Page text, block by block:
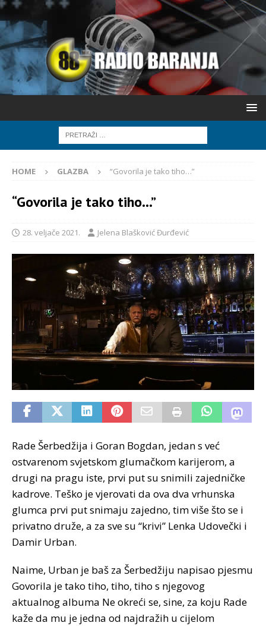
HOME GLAZBA “Govorila je tako tiho…”
“Govorila je tako tiho…”
28. veljače 2021. Jelena Blašković Đurđević
Rade Šerbedžija i Goran Bogdan, jedan s već
ostvarenom svjetskom glumačkom karijerom, a
drugi na pragu iste, prvi put su snimili zajedničke
kadrove. Teško je vjerovati da ova dva vrhunska
glumca prvi put snimaju zajedno, tim više što se i
privatno druže, a za sve su “krivi” Lenka Udovečki i
Damir Urban.
Naime, Urban je baš za Šerbedžiju napisao pjesmu
Govorila je tako tiho, tiho, tiho s njegovog
aktualnog albuma Ne okreći se, sine, za koju Rade
kaže da mu je jedna od najdražih u cijelom